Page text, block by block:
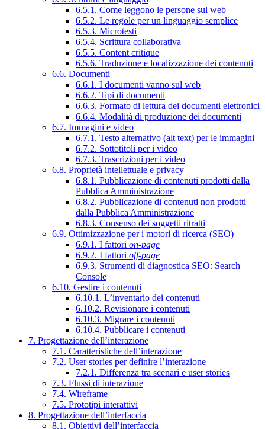
6.5.1. Come leggono le persone sul web
6.5.2. Le regole per un linguaggio semplice
6.5.3. Microtesti
6.5.4. Scrittura collaborativa
6.5.5. Content critique
6.5.6. Traduzione e localizzazione dei contenuti
6.6. Documenti
6.6.1. I documenti vanno sul web
6.6.2. Tipi di documenti
6.6.3. Formato di lettura dei documenti elettronici
6.6.4. Modalità di produzione dei documenti
6.7. Immagini e video
6.7.1. Testo alternativo (alt text) per le immagini
6.7.2. Sottotitoli per i video
6.7.3. Trascrizioni per i video
6.8. Proprietà intellettuale e privacy
6.8.1. Pubblicazione di contenuti prodotti dalla
Pubblica Amministrazione
6.8.2. Pubblicazione di contenuti non prodotti
dalla Pubblica Amministrazione
6.8.3. Consenso dei soggetti ritratti
6.9. Ottimizzazione per i motori di ricerca (SEO)
6.9.1. I fattori on-page
6.9.2. I fattori off-page
6.9.3. Strumenti di diagnostica SEO: Search
Console
6.10. Gestire i contenuti
6.10.1. L’inventario dei contenuti
6.10.2. Revisionare i contenuti
6.10.3. Migrare i contenuti
6.10.4. Pubblicare i contenuti
7. Progettazione dell’interazione
7.1. Caratteristiche dell’interazione
7.2. User stories per definire l’interazione
7.2.1. Differenza tra scenari e user stories
7.3. Flussi di interazione
7.4. Wireframe
7.5. Prototipi interattivi
8. Progettazione dell’interfaccia
8.1. Obiettivi dell’interfaccia